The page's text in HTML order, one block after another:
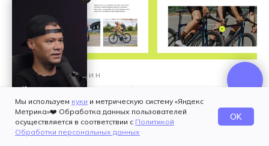
ИНТЕРНЕТ-МАГАЗИН
Велосипеды Велоподбор
Мы используем куки и метрическую систему «Яндекс
Метрика»❤️ Обработка данных пользователей
осуществляется в соответствии с Политикой
Обработки персональных данных
OK